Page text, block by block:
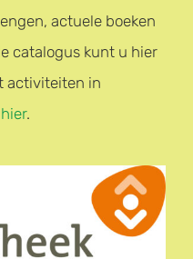
actuele boeken
catalogus kunt u hier
activiteiten in
hier.